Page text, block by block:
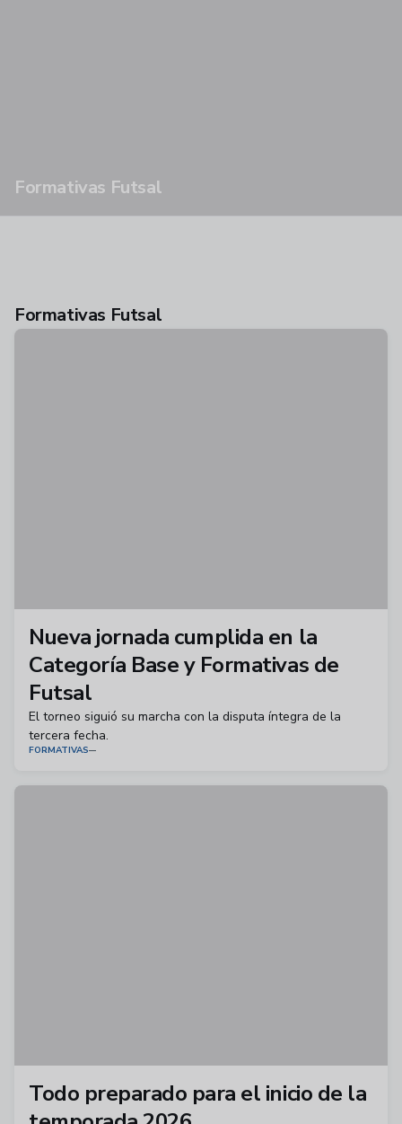
Formativas Futsal
Formativas Futsal
Nueva jornada cumplida en la
Categoría Base y Formativas de
Futsal
El torneo siguió su marcha con la disputa íntegra de la
tercera fecha.
FORMATIVAS
Todo preparado para el inicio de la